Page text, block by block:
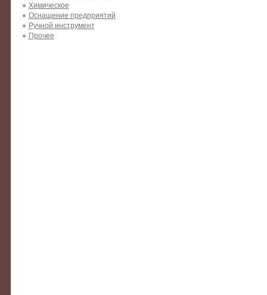
Химическое
Оснащение предприятий
Ручной инструмент
Прочее